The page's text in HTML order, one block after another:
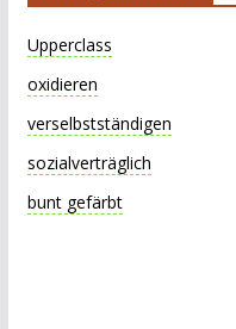
Upperclass
oxidieren
verselbstständigen
sozialverträglich
bunt gefärbt